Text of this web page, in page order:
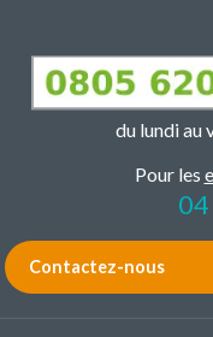
du lundi au
Pour les
Contactez-nous